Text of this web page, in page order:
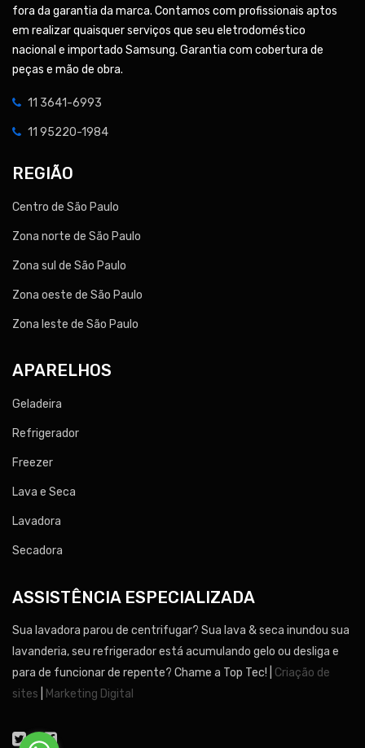
fora da garantia da marca. Contamos com profissionais aptos
em realizar quaisquer serviços que seu eletrodoméstico
nacional e importado Samsung. Garantia com cobertura de
peças e mão de obra.
11 3641-6993
11 95220-1984
REGIÃO
Centro de São Paulo
Zona norte de São Paulo
Zona sul de São Paulo
Zona oeste de São Paulo
Zona leste de São Paulo
APARELHOS
Geladeira
Refrigerador
Freezer
Lava e Seca
Lavadora
Secadora
ASSISTÊNCIA ESPECIALIZADA
Sua lavadora parou de centrifugar? Sua lava & seca inundou sua
lavanderia, seu refrigerador está acumulando gelo ou desliga e
para de funcionar de repente? Chame a Top Tec! | Criação de
sites
Marketing Digital